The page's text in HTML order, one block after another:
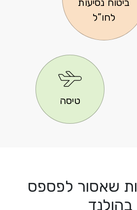
לחו”ל
טיסה
שאסור לפספס
בהולנד